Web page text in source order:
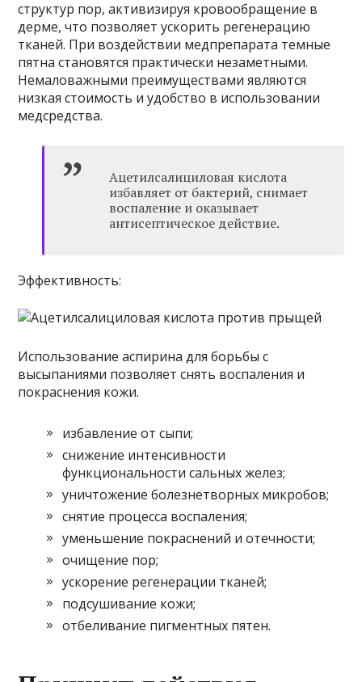
структур пор, активизируя кровообращение в
дерме, что позволяет ускорить регенерацию
тканей. При воздействии медпрепарата темные
пятна становятся практически незаметными.
Немаловажными преимуществами являются
низкая стоимость и удобство в использовании
медсредства.
Ацетилсалициловая кислота
избавляет от бактерий, снимает
воспаление и оказывает
антисептическое действие.
Эффективность:
Использование аспирина для борьбы с
высыпаниями позволяет снять воспаления и
покраснения кожи.
избавление от сыпи;
снижение интенсивности
функциональности сальных желез;
уничтожение болезнетворных микробов;
снятие процесса воспаления;
уменьшение покраснений и отечности;
очищение пор;
ускорение регенерации тканей;
подсушивание кожи;
отбеливание пигментных пятен.